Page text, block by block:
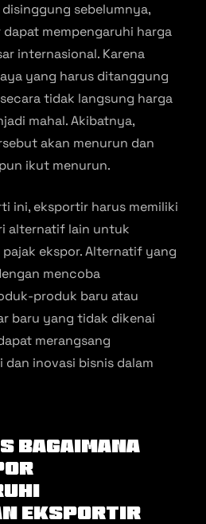
sebelumnya,
mempengaruhi harga
internasional. Karena
yang harus ditanggung
tidak langsung harga
mahal. Akibatnya,
akan menurun dan
ikut menurun.
ini, eksportir harus memiliki
alternatif lain untuk
ekspor. Alternatif yang
mencoba
produk baru atau
baru yang tidak dikenai
merangsang
inovasi bisnis dalam
Bagaimana
Eksportir